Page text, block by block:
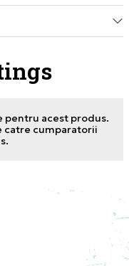
pentru acest produs.
catre cumparatorii